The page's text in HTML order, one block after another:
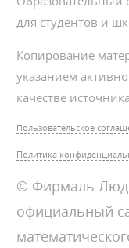
для студентов и
Копирование
указанием
качестве
Пользовательское
Политика
© Фирмаль
официальный